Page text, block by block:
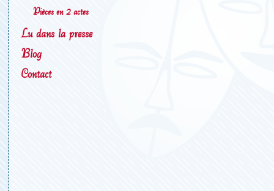
Pièces en 2 actes
Lu dans la presse
Blog
Contact